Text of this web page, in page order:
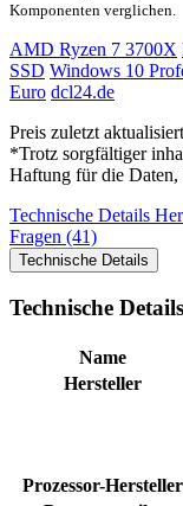
Komponenten verglichen.
AMD Ryzen 7 3700X
SSD Windows 10
Euro dcl24.de
Preis zuletzt
*Trotz sorgfältiger
Haftung für die Daten,
Technische Details
Fragen (41)
Technische Details
Technische Details
Name
Hersteller
Prozessor-Hersteller